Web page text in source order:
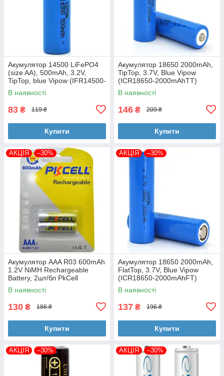
Акумулятор 14500 LiFePO4
(size AA), 500mAh, 3.2V,
TipTop, blue Vipow (IFR14500-
500mAhTT / 21439)
В наявності
83 ₴ 119 ₴
Купити
Акумулятор 18650 2000mAh,
TipTop, 3.7V, Blue Vipow
(ICR18650-2000mAhTT)
В наявності
146 ₴ 209 ₴
Купити
АКЦІЯ –30%
Акумулятор AAA R03 600mAh
1.2V NiMH Rechargeable
Battery, 2шт/бл PkCell
(PC/AAA600-2BR)
В наявності
130 ₴ 186 ₴
Купити
АКЦІЯ –30%
Акумулятор 18650 2000mAh,
FlatTop, 3.7V, Blue Vipow
(ICR18650-2000mAhFT)
В наявності
137 ₴ 196 ₴
Купити
АКЦІЯ –30% АКЦІЯ –30%